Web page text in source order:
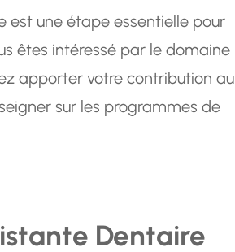
est une étape essentielle pour
êtes intéressé par le domaine
apporter votre contribution au
sur les programmes de
Dentaire